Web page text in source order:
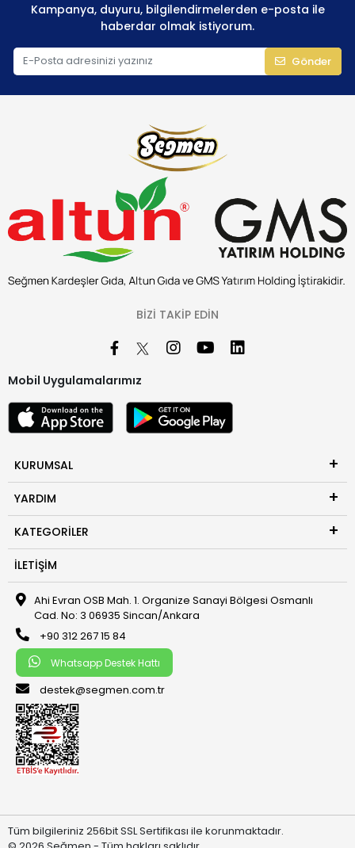
Kampanya, duyuru, bilgilendirmelerden e-posta ile
haberdar olmak istiyorum.
Gönder
BIZI TAKIP EDIN
Mobil Uygulamalarımız
KURUMSAL
YARDIM
KATEGORILER
İLETIŞIM
Ahi Evran OSB Mah. 1. Organize Sanayi Bölgesi Osmanlı
Cad. No: 3 06935 Sincan/Ankara
+90 312 267 15 84
Whatsapp Destek Hattı
destek@segmen.com.tr
Tüm bilgileriniz 256bit SSL Sertifikası ile korunmaktadır.